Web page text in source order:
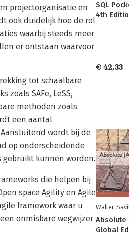
projectorganisatie en
ook duidelijk hoe de rol
waarbij steeds meer
er ontstaan waarvoor
tot schaalbare
zoals SAFe, LeSS,
methoden zoals
een aantal
wordt bij de
op onderscheidende
gebruikt kunnen worden.
die helpen bij
space Agility en Agile
framework waar u
onmisbare wegwijzer
SQL
4th
€ 42,33
Walter
Absolute
Global